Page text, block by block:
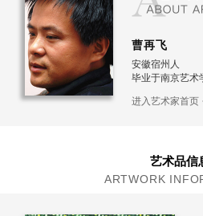
曹再飞
安徽宿州人
毕业于南京艺术
美国普渡大学访
进入艺术家首页
艺术品信
ARTWORK